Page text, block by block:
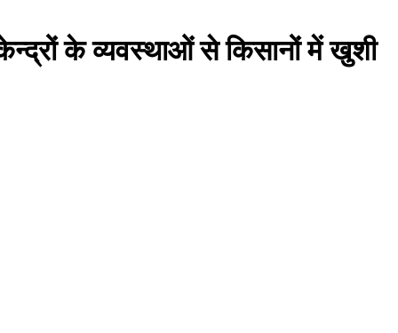
के व्यवस्थाओं से किसानों में खुशी